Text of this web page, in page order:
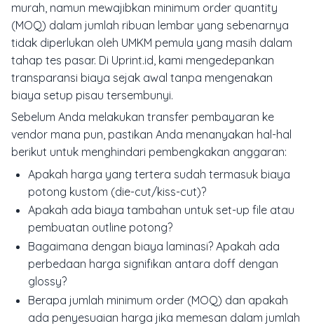
murah, namun mewajibkan minimum order quantity
(MOQ) dalam jumlah ribuan lembar yang sebenarnya
tidak diperlukan oleh UMKM pemula yang masih dalam
tahap tes pasar. Di Uprint.id, kami mengedepankan
transparansi biaya sejak awal tanpa mengenakan
biaya setup pisau tersembunyi.
Sebelum Anda melakukan transfer pembayaran ke
vendor mana pun, pastikan Anda menanyakan hal-hal
berikut untuk menghindari pembengkakan anggaran:
Apakah harga yang tertera sudah termasuk biaya
potong kustom (die-cut/kiss-cut)?
Apakah ada biaya tambahan untuk set-up file atau
pembuatan outline potong?
Bagaimana dengan biaya laminasi? Apakah ada
perbedaan harga signifikan antara doff dengan
glossy?
Berapa jumlah minimum order (MOQ) dan apakah
ada penyesuaian harga jika memesan dalam jumlah